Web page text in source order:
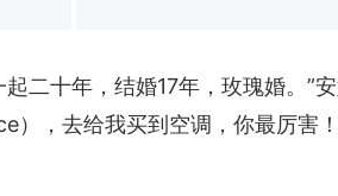
二十年，结婚17年，玫瑰婚。”
），去给我买到空调，你最厉害